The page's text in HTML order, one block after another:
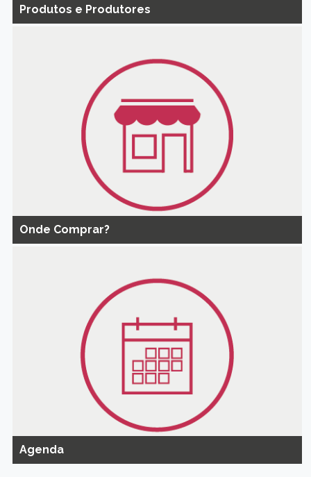
Produtos e Produtores
Onde Comprar?
Agenda